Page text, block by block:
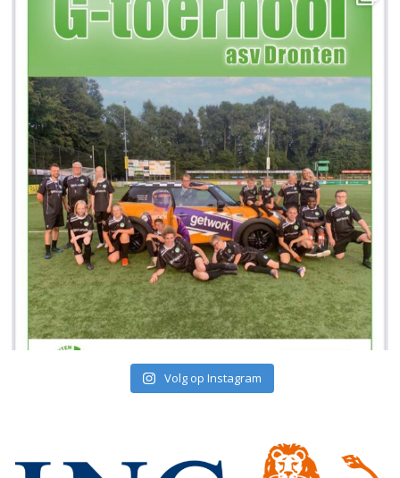
Volg op Instagram